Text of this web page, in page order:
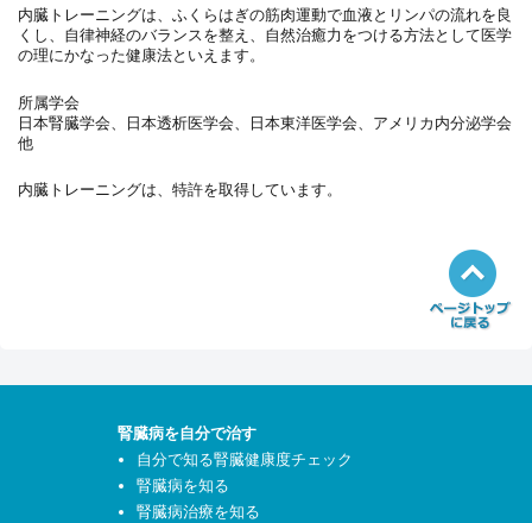
内臓トレーニングは、ふくらはぎの筋肉運動で血液とリンパの流れを良
くし、自律神経のバランスを整え、自然治癒力をつける方法として医学
の理にかなった健康法といえます。
所属学会
日本腎臓学会、日本透析医学会、日本東洋医学会、アメリカ内分泌学会
他
内臓トレーニングは、特許を取得しています。
腎臓病を自分で治す
自分で知る腎臓健康度チェック
腎臓病を知る
腎臓病治療を知る